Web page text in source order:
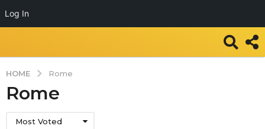
Log In
HOME Rome
Rome
Most Voted